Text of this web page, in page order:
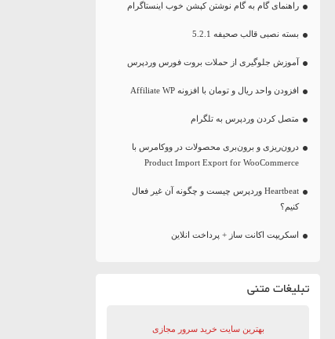
راهنمای گام به گام نوشتن کپشن خوب اینستاگرام
بسته نصبی قالب صحیفه 5.2.1
آموزش جلوگیری از حملات بروت فورس وردپرس
افزودن واحد ریال و تومان با افزونه Affiliate WP
متصل کردن وردپرس به تلگرام
درون‌ریزی و برون‌بری محصولات در ووکامرس با
Product Import Export for WooCommerce
Heartbeat وردپرس چیست و چگونه آن غیر فعال
کنیم؟
اسکریپت اکانت ساز + پرداخت انلاین
تبلیغات متنی
بهترین سایت‌ خرید سرور مجازی